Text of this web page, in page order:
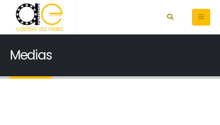
Medias